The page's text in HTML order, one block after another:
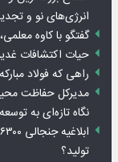
انرژی‌های نو و
گفتگو با کاوه
حیات اکتشافات
راهی که فولاد
مدیرکل حفاظت
نگاه تازه‌ای به
تولید؟